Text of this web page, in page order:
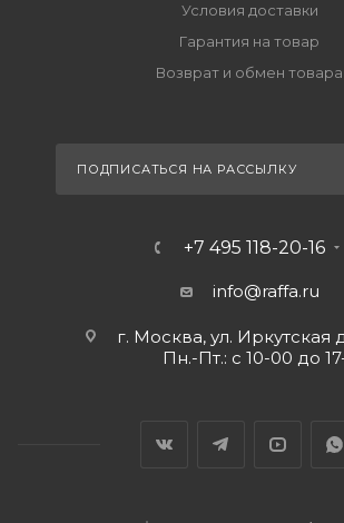
Условия доставки
Гарантия на товар
Возврат и обмен товара
ПОДПИСАТЬСЯ НА РАССЫЛКУ
+7 495 118-20-16
info@raffa.ru
г. Москва, ул. Иркутская
Пн.-Пт.: с 10-00 до